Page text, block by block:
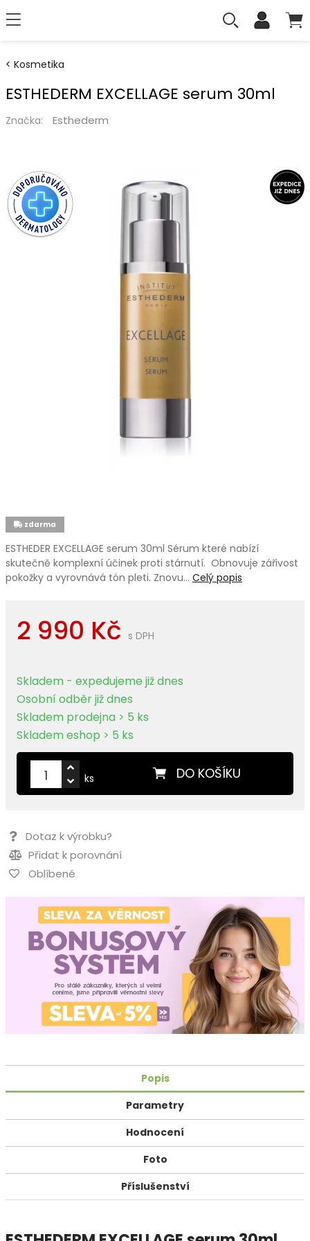
Kosmetika
ESTHEDERM EXCELLAGE serum 30ml
Značka: Esthederm
zdarma
ESTHEDER EXCELLAGE serum 30ml Sérum které nabízí
skutečně komplexní účinek proti stárnutí. Obnovuje zářivost
pokožky a vyrovnává tón pleti. Znovu… Celý popis
2 990 Kč s DPH
Skladem - expedujeme již dnes
Osobní odběr již dnes
Skladem prodejna > 5 ks
Skladem eshop > 5 ks
DO KOŠÍKU
ks
Dotaz k výrobku?
Přidat k porovnání
Oblíbené
Popis
Parametry
Hodnocení
Foto
Příslušenství